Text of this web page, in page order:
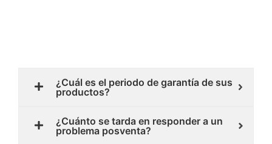
¿Cuál es el periodo de garantía de sus
productos?
¿Cuánto se tarda en responder a un
problema posventa?